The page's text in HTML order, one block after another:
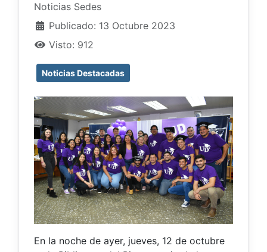
Noticias Sedes
Publicado: 13 Octubre 2023
Visto: 912
Noticias Destacadas
En la noche de ayer, jueves, 12 de octubre